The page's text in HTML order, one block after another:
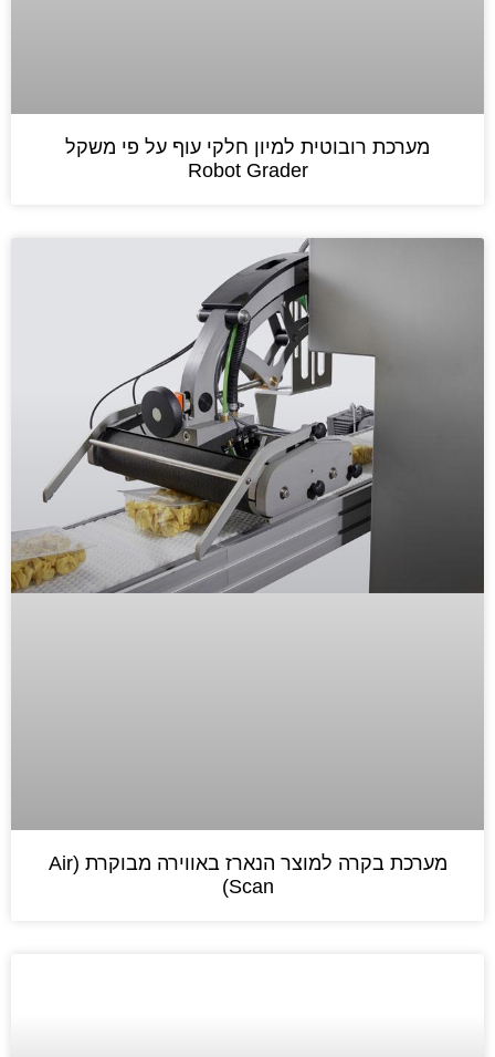
מערכת רובוטית למיון חלקי עוף על פי משקל
Robot Grader
מערכת בקרה למוצר הנארז באווירה מבוקרת (Air
Scan)